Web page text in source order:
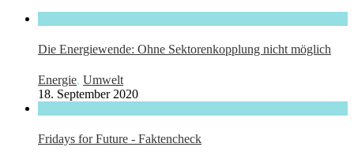
Die Energiewende: Ohne Sektorenkopplung nicht möglich
Energie, Umwelt
18. September 2020
Fridays for Future - Faktencheck